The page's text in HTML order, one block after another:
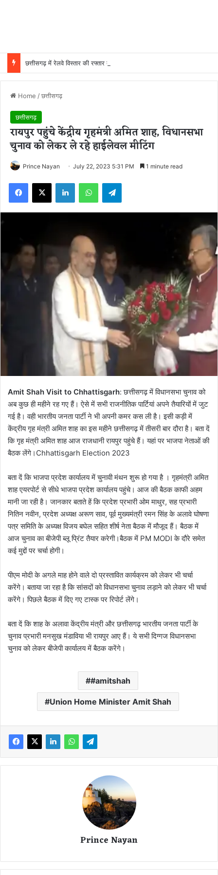
Home /छत्तीसगढ़
छत्तीसगढ़
रायपुर पहुंचे केंद्रीय गृहमंत्री अमित शाह, विधानसभा
चुनाव को लेकर ले रहे हाईलेवल मीटिंग
Prince Nayan July 22, 2023 5:31 PM 1 minute read
Amit Shah Visit to Chhattisgarh: छत्तीसगढ़ में विधानसभा चुनाव को
अब कुछ ही महीने रह गए हैं। ऐसे में सभी राजनीतिक पार्टियां अपने तैयारियों में जुट
गई है। वही भारतीय जनता पार्टी ने भी अपनी कमर कस ली है। इसी कड़ी में
केंद्रीय गृह मंत्री अमित शाह का इस महीने छत्तीसगढ़ में तीसरी बार दौरा है। बता दें
कि गृह मंत्री अमित शाह आज राजधानी रायपुर पहुंचे हैं। यहां पर भाजपा नेताओं की
बैठक लेंगे।Chhattisgarh Election 2023
बता दें कि भाजपा प्रदेश कार्यालय में चुनावी मंथन शुरू हो गया है । गृहमंत्री अमित
शाह एयरपोर्ट से सीधे भाजपा प्रदेश कार्यालय पहुंचे। आज की बैठक काफी अहम
मानी जा रही है। जानकार बताते हें कि प्रदेश प्रभारी ओम माथुर, सह प्रभारी
नितिन नवीन, प्रदेश अध्यक्ष अरूण साव, पूर्व मुख्यमंत्री रमन सिंह के अलावे घोषणा
पत्र समिति के अध्यक्ष विजय बघेल सहित शीर्ष नेता बैठक में मौजूद हैं। बैठक में
आज चुनाव का बीजेपी ब्लू प्रिंट तैयार करेगी।बैठक में PM MODI के दौरे समेत
कई मुद्दों पर चर्चा होगी।
पीएम मोदी के अगले माह होने वाले दो प्रस्तावित कार्यक्रम को लेकर भी चर्चा
करेंगे। बताया जा रहा है कि सांसदों को विधानसभा चुनाव लड़ाने को लेकर भी चर्चा
करेंगे। पिछले बैठक में दिए गए टास्क पर रिपोर्ट लेंगे।
बता दें कि शाह के अलावा केंद्रीय मंत्री और छत्तीसगढ़ भारतीय जनता पार्टी के
चुनाव प्रभारी मनसुख मंडाविया भी रायपुर आए हैं। ये सभी दिग्गज विधानसभा
चुनाव को लेकर बीजेपी कार्यालय में बैठक करेंगे।
#amitshah
Union Home Minister Amit Shah
Prince Nayan